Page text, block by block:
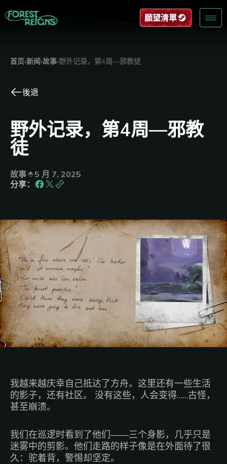
願望清單
首页›新闻›故事›野外记录，第4周––邪教徒
後退
野外记录，第4周––邪教
徒
故事
5 月 7, 2025
分享：
我越来越庆幸自己抵达了方舟。这里还有一些生活
的影子，还有社区。 没有这些，人会变得……古怪，
甚至崩溃。
我们在巡逻时看到了他们——三个身影，几乎只是
迷雾中的剪影。他们走路的样子像是在外面待了很
久：驼着背，警惕却坚定。